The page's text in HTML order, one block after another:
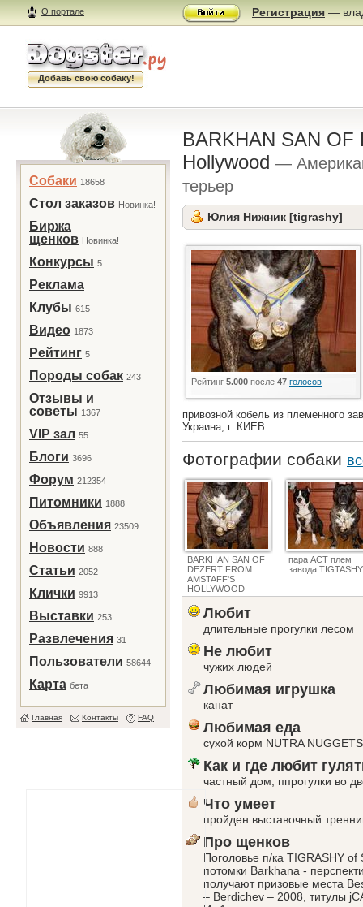
О портале Регистрация —
Добавь свою собаку!
Собаки 18658
Стол заказов Новинка!
Биржа
щенков Новинка!
Конкурсы 5
Реклама
Клубы 615
Видео 1873
Рейтинг 5
Породы собак 243
Отзывы и
советы 1367
VIP зал 55
Блоги 3696
Форум 212354
Питомники 1888
Объявления 23509
Новости 888
Статьи 2052
Клички 9913
Выставки 253
Развлечения 31
Пользователи 58644
Карта бета
Главная Контакты FAQ
BARKHAN SAN
Hollywood —
терьер
Юлия Нижник [tigrashy]
Рейтинг 5.000 после 47 голосов
привозной кобель из племенного
Украина, г. КИЕВ
Фотографии собаки
BARKHAN SAN OF
DEZERT FROM
AMSTAFF'S
HOLLYWOOD
пара АСТ плем
завода TIGTASHY
Любит
длительные прогулки лесом
Не любит
чужих людей
Любимая игрушка
канат
Любимая еда
сухой корм NUTRA NUGGETS
Как и где любит
частный дом, ппрогулки во
Что умеет
пройден выставочный
Про щенков
Поголовье п/ка TIGRASHY
потомки Barkhana -
получают призовые места
– Berdichev – 2008, титулы